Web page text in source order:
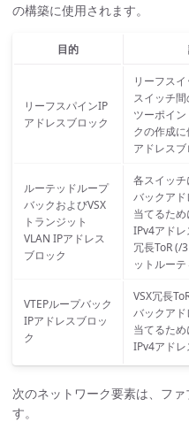
の構築に使用されます。
目的
リーフスパインIP
アドレスブロック
リーフス
スイッチ
ツーポイ
クの作成
アドレスブ
ルーテッドループ
バックおよびVSX
トランジット
VLAN IPアドレス
ブロック
各スイッ
バックア
当てるた
IPv4アドレ
冗長ToR (/
ットルー
VTEPループバック
IPアドレスブロッ
ク
VSX冗長
バックア
当てるた
IPv4アドレ
次のネットワーク要素は、フ
す。